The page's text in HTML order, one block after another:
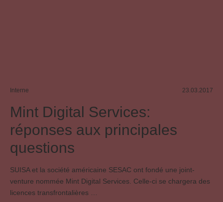
Interne 23.03.2017
Mint Digital Services:
réponses aux principales
questions
SUISA et la société américaine SESAC ont fondé une joint-
venture nommée Mint Digital Services. Celle-ci se chargera des
licences transfrontalières …